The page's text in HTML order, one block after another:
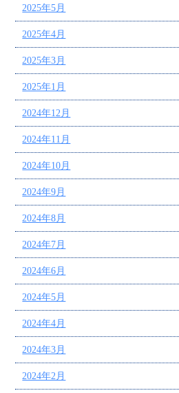
2025年5月
2025年4月
2025年3月
2025年1月
2024年12月
2024年11月
2024年10月
2024年9月
2024年8月
2024年7月
2024年6月
2024年5月
2024年4月
2024年3月
2024年2月